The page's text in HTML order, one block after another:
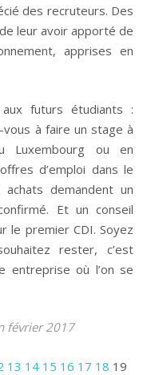
des recruteurs. Des
leur avoir apporté de
apprises en
futurs étudiants :
à faire un stage à
Luxembourg ou en
d’emploi dans le
demandent un
Et un conseil
le premier CDI. Soyez
rester, c’est
entreprise où l’on se
février 2017
13 14 15 16 17 18 19